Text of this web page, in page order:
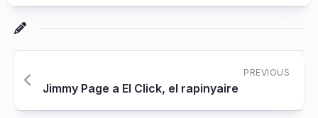
PREVIOUS
Jimmy Page a El Click, el rapinyaire